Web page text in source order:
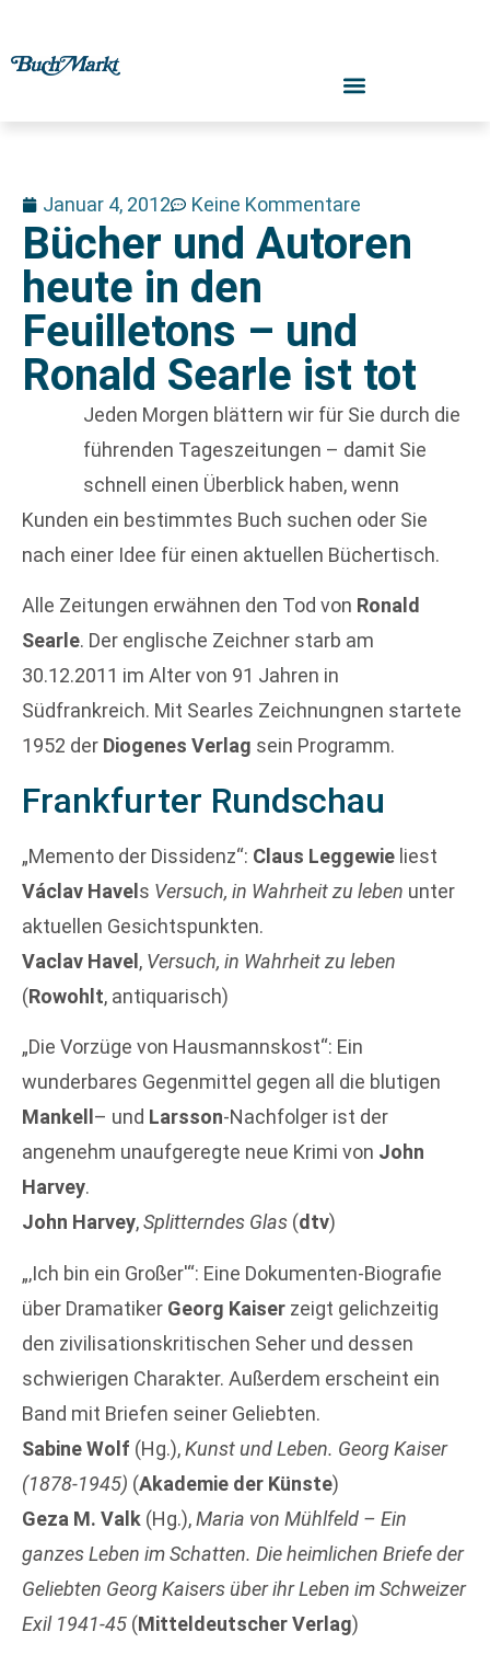
Januar 4, 2012 Keine Kommentare
Bücher und Autoren
heute in den
Feuilletons – und
Ronald Searle ist tot
Jeden Morgen blättern wir für Sie durch die
führenden Tageszeitungen – damit Sie
schnell einen Überblick haben, wenn
Kunden ein bestimmtes Buch suchen oder Sie
nach einer Idee für einen aktuellen Büchertisch.
Alle Zeitungen erwähnen den Tod von Ronald
Searle. Der englische Zeichner starb am
30.12.2011 im Alter von 91 Jahren in
Südfrankreich. Mit Searles Zeichnungnen startete
1952 der Diogenes Verlag sein Programm.
Frankfurter Rundschau
„Memento der Dissidenz“: Claus Leggewie liest
Václav Havels Versuch, in Wahrheit zu leben unter
aktuellen Gesichtspunkten.
Vaclav Havel, Versuch, in Wahrheit zu leben
(Rowohlt, antiquarisch)
„Die Vorzüge von Hausmannskost“: Ein
wunderbares Gegenmittel gegen all die blutigen
Mankell – und Larsson-Nachfolger ist der
angenehm unaufgeregte neue Krimi von John
Harvey.
John Harvey,Splitterndes Glas (dtv)
„‚Ich bin ein Großer'“: Eine Dokumenten-Biografie
über Dramatiker Georg Kaiser zeigt gelichzeitig
den zivilisationskritischen Seher und dessen
schwierigen Charakter. Außerdem erscheint ein
Band mit Briefen seiner Geliebten.
Sabine Wolf (Hg.),Kunst und Leben. Georg Kaiser
(1878-1945) (Akademie der Künste)
Geza M. Valk (Hg.),Maria von Mühlfeld – Ein
ganzes Leben im Schatten. Die heimlichen Briefe der
Geliebten Georg Kaisers über ihr Leben im Schweizer
Exil 1941-45 (Mitteldeutscher Verlag)